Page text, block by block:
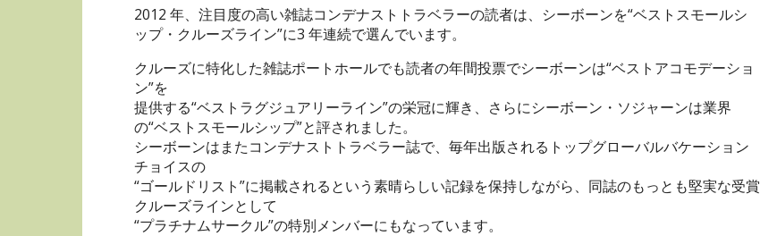
2012 年、注目度の高い雑誌コンデナストトラベラーの読者は、シーボーンを“ベストスモールシ
ップ・クルーズライン”に3 年連続で選んでいます。
クルーズに特化した雑誌ポートホールでも読者の年間投票でシーボーンは“ベストアコモデーショ
ン”を
提供する“ベストラグジュアリーライン”の栄冠に輝き、さらにシーボーン・ソジャーンは業界
の“ベストスモールシップ”と評されました。
シーボーンはまたコンデナストトラベラー誌で、毎年出版されるトップグローバルバケーション
チョイスの
“ゴールドリスト”に掲載されるという素晴らしい記録を保持しながら、同誌のもっとも堅実な受賞
クルーズラインとして
“プラチナムサークル”の特別メンバーにもなっています。